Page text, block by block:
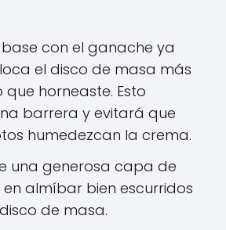
con el ganache ya
el disco de masa más
que horneaste. Esto
barrera y evitará que
humedezcan la crema.
una generosa capa de
almíbar bien escurridos
de masa.